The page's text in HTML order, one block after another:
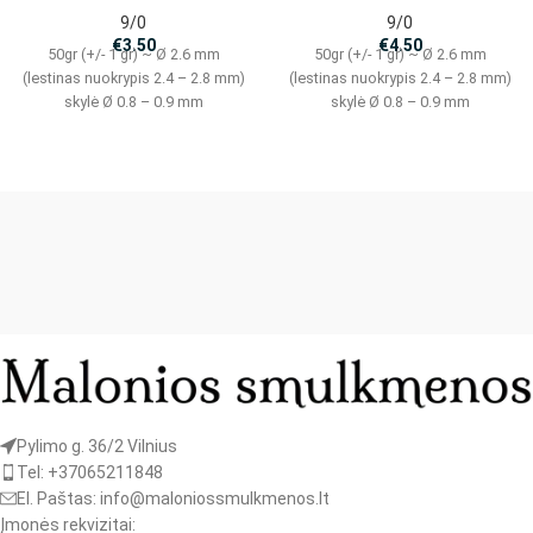
9/0
€3.50
50gr (+/- 1 gr) ~ Ø 2.6 mm
(lestinas nuokrypis 2.4 – 2.8 mm)
skylė Ø 0.8 – 0.9 mm
9/0
€4.50
50gr (+/- 1 gr) ~ Ø 2.6 mm
(lestinas nuokrypis 2.4 – 2.8 mm)
skylė Ø 0.8 – 0.9 mm
Pylimo g. 36/2 Vilnius
Tel: +37065211848
El. Paštas: info@maloniossmulkmenos.lt
Įmonės rekvizitai: